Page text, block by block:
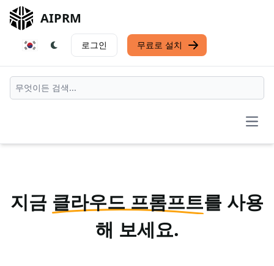
AIPRM
로그인 무료로 설치
지금 클라우드 프롬프트를 사용
해 보세요.